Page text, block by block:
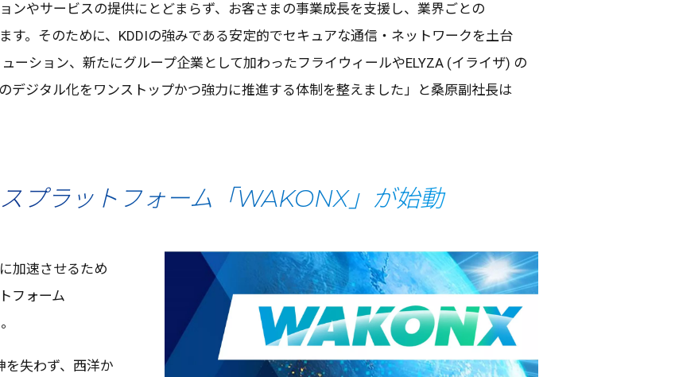
ンやサービスの提供にとどまらず、お客さまの事業成長を支援 し、 業界ごとの
す。そのために、KDDIの強みである安定的でセキュアな通信 ・ネットワークを土台
ーション、新たにグループ企業 として加わったフライウィールやELYZA (イライザ) の
デジタル化を ワンストップかつ強力に推進する体制を整えました」と桑原副社長は
プラットフォーム「WAKONX」が始動
加速させるため
フォーム
を失わず、 西洋か